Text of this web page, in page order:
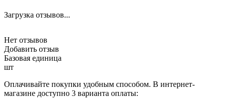
Загрузка отзывов...
Нет отзывов
Добавить отзыв
Базовая единица
шт
Оплачивайте покупки удобным способом. В интернет-
магазине доступно 3 варианта оплаты: